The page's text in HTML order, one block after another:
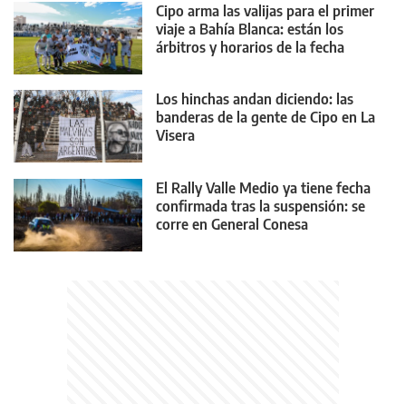
Cipo arma las valijas para el primer
viaje a Bahía Blanca: están los
árbitros y horarios de la fecha
Los hinchas andan diciendo: las
banderas de la gente de Cipo en La
Visera
El Rally Valle Medio ya tiene fecha
confirmada tras la suspensión: se
corre en General Conesa